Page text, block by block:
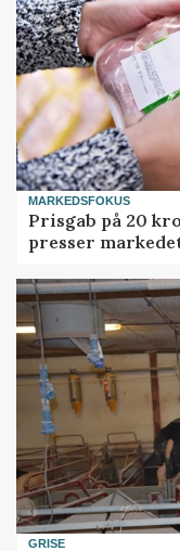
MARKEDSFOKUS
Prisgab på 20
presser
GRISE